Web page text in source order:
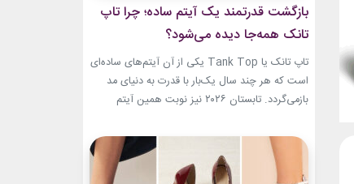
بازگشت قدرتمند یک آیتم ساده؛ چرا تاپ
تانک همه‌جا دیده می‌شود؟
تاپ تانک یا Tank Top یکی از آن آیتم‌های ساده‌ای
است که هر چند سال یک‌بار با قدرت به دنیای مد
بازمی‌گردد. تابستان ۲۰۲۶ نیز نوبت همین آیتم
راحتی نیستند. آن‌ها به بخشی از استایل شهری،
کافه‌ای و حتی استایل‌های لوکس تبدیل شده‌اند.
جدیدترین استایل نوید محمدزاده...